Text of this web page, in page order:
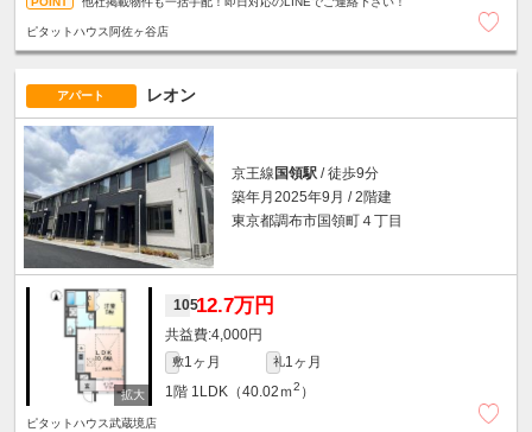
ピタットハウス阿佐ヶ谷店
アパート レオン
京王線国領駅 / 徒歩9分
築年月2025年9月 / 2階建
東京都調布市国領町４丁目
10512.7万円
4,000円
敷1ヶ月 礼1ヶ月
1階 1LDK（40.02ｍ2 ）
ピタットハウス武蔵境店